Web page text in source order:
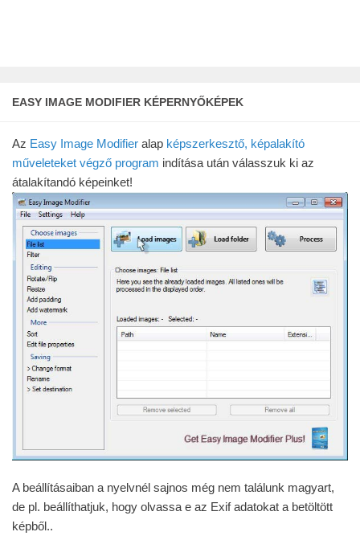
EASY IMAGE MODIFIER KÉPERNYŐKÉPEK
Az Easy Image Modifier alap képszerkesztő, képalakító
műveleteket végző program indítása után válasszuk ki az
átalakítandó képeinket!
A beállításaiban a nyelvnél sajnos még nem találunk magyart,
de pl. beállíthatjuk, hogy olvassa e az Exif adatokat a betöltött
képből..